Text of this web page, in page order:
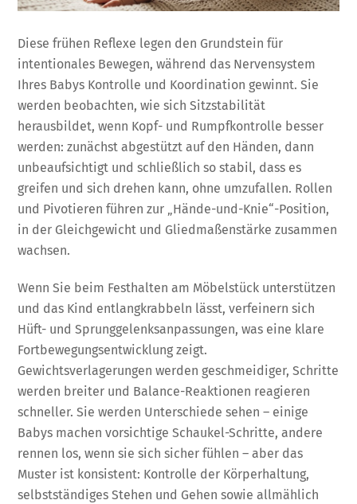
Diese frühen Reflexe legen den Grundstein für
intentionales Bewegen, während das Nervensystem
Ihres Babys Kontrolle und Koordination gewinnt. Sie
werden beobachten, wie sich Sitzstabilität
herausbildet, wenn Kopf- und Rumpfkontrolle besser
werden: zunächst abgestützt auf den Händen, dann
unbeaufsichtigt und schließlich so stabil, dass es
greifen und sich drehen kann, ohne umzufallen. Rollen
und Pivotieren führen zur „Hände-und-Knie“-Position,
in der Gleichgewicht und Gliedmaßenstärke zusammen
wachsen.
Wenn Sie beim Festhalten am Möbelstück unterstützen
und das Kind entlangkrabbeln lässt, verfeinern sich
Hüft- und Sprunggelenksanpassungen, was eine klare
Fortbewegungsentwicklung zeigt.
Gewichtsverlagerungen werden geschmeidiger, Schritte
werden breiter und Balance-Reaktionen reagieren
schneller. Sie werden Unterschiede sehen – einige
Babys machen vorsichtige Schaukel-Schritte, andere
rennen los, wenn sie sich sicher fühlen – aber das
Muster ist konsistent: Kontrolle der Körperhaltung,
selbstständiges Stehen und Gehen sowie allmählich